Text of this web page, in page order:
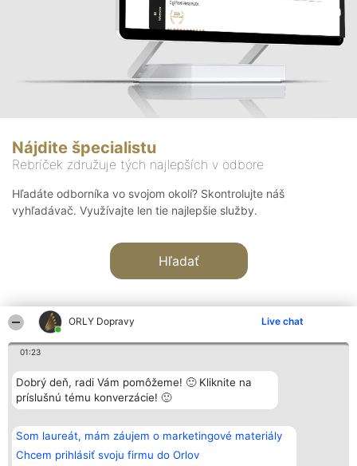
ORLY Dopravy Live chat
01:23
Dobrý deň, radi Vám pomôžeme! 🙂 Kliknite na
príslušnú tému konverzácie! 🙂
Som laureát, mám záujem o marketingové materiály
Chcem prihlásiť svoju firmu do Orlov
Nájdite špecialistu
Rebríček združuje tých najlepších v odbore
Hľadáte odborníka vo svojom okolí? Skontrolujte náš
vyhľadávač. Využívajte len tie najlepšie služby.
Hľadať
Organizátor hodnotenia
Bright Side Solutions sp. z o.
o. sp. k.
Wrocław 50-079
KRS 0000749100 | Regon
381313360 | NIP 8943132676
+48 508 492 400
Hodnotenie
Laureáti
Lista
Laureatów
Podmienky
Obchodné
podmienky
Kontakt
Kontakt